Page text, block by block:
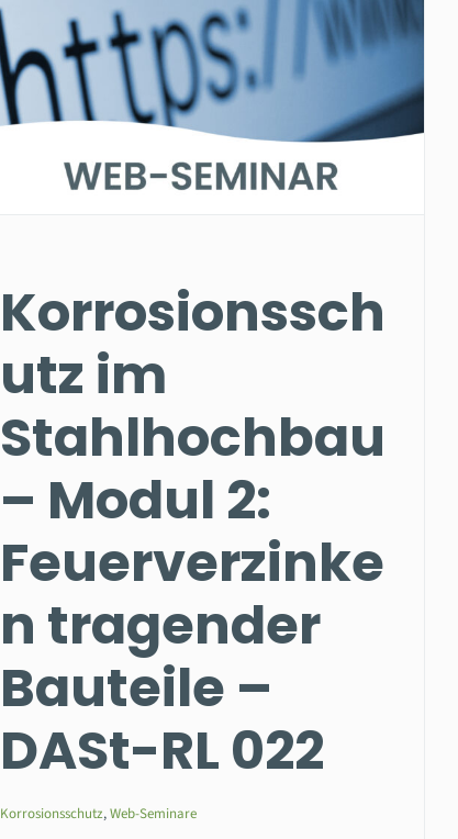
Korrosionssch
utz im
Stahlhochbau
– Modul 2:
Feuerverzinke
n tragender
Bauteile –
DASt-RL 022
Korrosionsschutz,Web-Seminare